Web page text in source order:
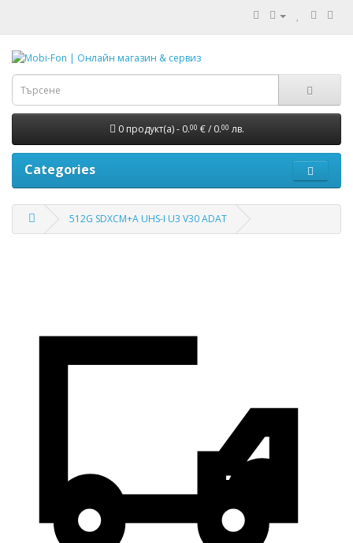
0 продукт(а) - 0.00 € / 0.00 лв.
Categories
512G SDXCM+A UHS-I U3 V30 ADAT